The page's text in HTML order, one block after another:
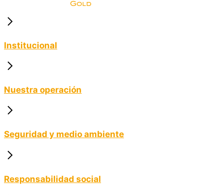
Institucional
Nuestra operación
Seguridad y medio ambiente
Responsabilidad social